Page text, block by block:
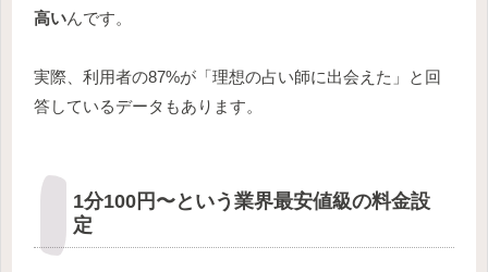
高いんです。
実際、利用者の87%が「理想の占い師に出会えた」と回
答しているデータもあります。
1分100円〜という業界最安値級の料金設
定